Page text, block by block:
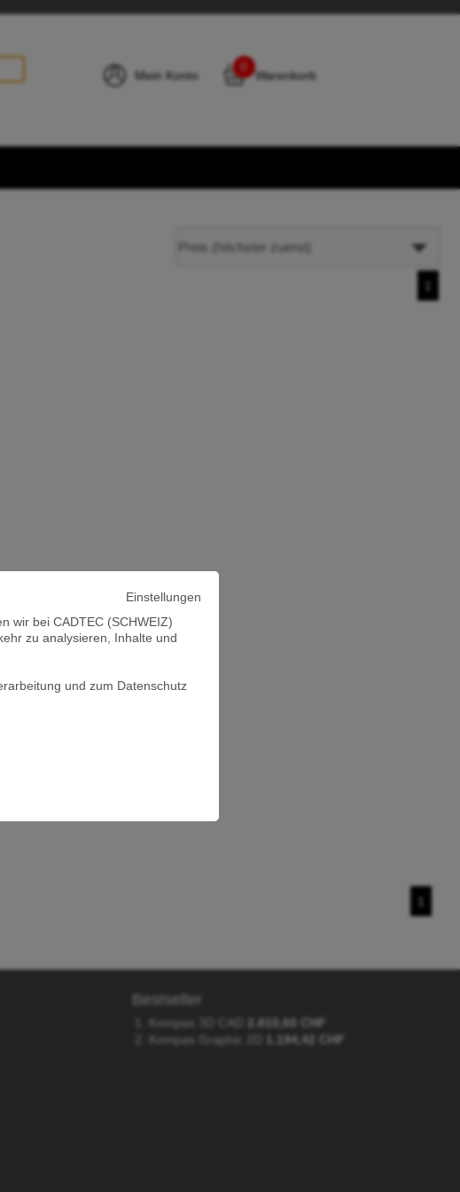
Einstellungen
wir bei CADTEC (SCHWEIZ)
zu analysieren, Inhalte und
und zum Datenschutz
Mein Konto Warenkorb
Bestseller
Kompas 3D CAD
2.810,60 CHF
Kompas Graphic 2D
1.194,42 CHF